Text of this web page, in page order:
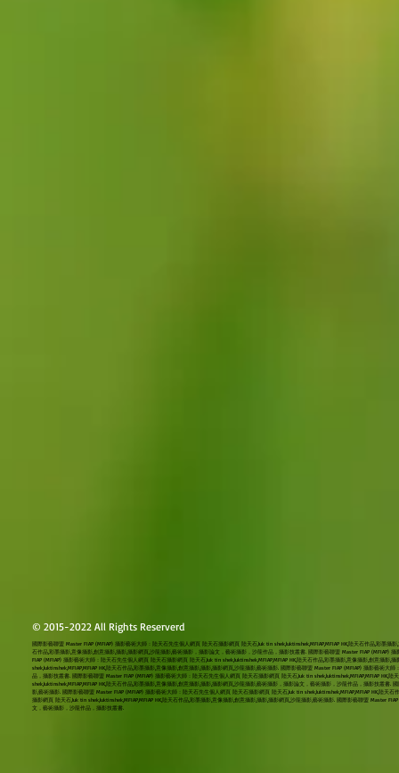
© 2015-2022 All Rights Reserverd
國際影藝聯盟 Master FIAP (MFIAP) 攝影藝術大師：陸天石先生個人網頁 陸天石攝影網頁 陸天石,luk tin shek,luktinshek,MFIAP,MFIAP HK,陸天石作品,彩墨
石作品,彩墨攝影,意像攝影,創意攝影,攝影,攝影網頁,沙龍攝影,藝術攝影，攝影論文，藝術攝影，沙龍作品，攝影技叢書. 國際影藝聯盟 Master FIAP (MFIAP)
FIAP (MFIAP) 攝影藝術大師：陸天石先生個人網頁 陸天石攝影網頁 陸天石,luk tin shek,luktinshek,MFIAP,MFIAP HK,陸天石作品,彩墨攝影,意像攝影,創意攝
shek,luktinshek,MFIAP,MFIAP HK,陸天石作品,彩墨攝影,意像攝影,創意攝影,攝影,攝影網頁,沙龍攝影,藝術攝影. 國際影藝聯盟 Master FIAP (MFIAP) 攝影藝術
品，攝影技叢書. 國際影藝聯盟 Master FIAP (MFIAP) 攝影藝術大師：陸天石先生個人網頁 陸天石攝影網頁 陸天石,luk tin shek,luktinshek,MFIAP,MFIAP
shek,luktinshek,MFIAP,MFIAP HK,陸天石作品,彩墨攝影,意像攝影,創意攝影,攝影,攝影網頁,沙龍攝影,藝術攝影，攝影論文，藝術攝影，沙龍作品，攝影技叢
影,藝術攝影. 國際影藝聯盟 Master FIAP (MFIAP) 攝影藝術大師：陸天石先生個人網頁 陸天石攝影網頁 陸天石,luk tin shek,luktinshek,MFIAP,MFIAP HK,陸
攝影網頁 陸天石,luk tin shek,luktinshek,MFIAP,MFIAP HK,陸天石作品,彩墨攝影,意像攝影,創意攝影,攝影,攝影網頁,沙龍攝影,藝術攝影. 國際影藝聯盟 Master
文，藝術攝影，沙龍作品，攝影技叢書.